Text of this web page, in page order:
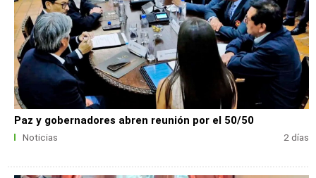
Paz y gobernadores abren reunión por el 50/50
Noticias 2 días